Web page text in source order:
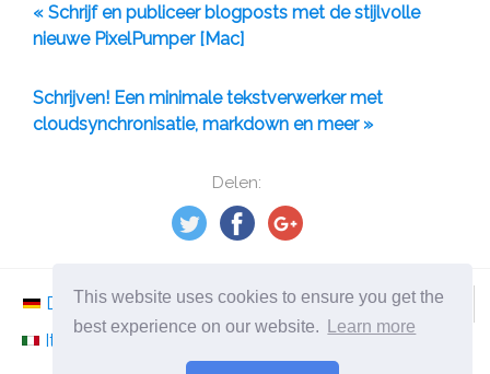
This website uses cookies to ensure you get the
best experience on our website.
Learn more
Delen:
« Schrijf en publiceer blogposts met de stijlvolle
nieuwe PixelPumper [Mac]
Schrijven! Een minimale tekstverwerker met
cloudsynchronisatie, markdown en meer »
Deutsch Nederlands Svenska
Norsk
Italiano
Español Românesc